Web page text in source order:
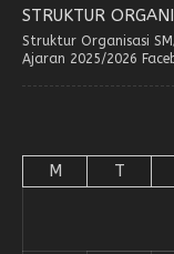
STRUKTUR
Struktur Organisasi
Ajaran 2025/2026
M T